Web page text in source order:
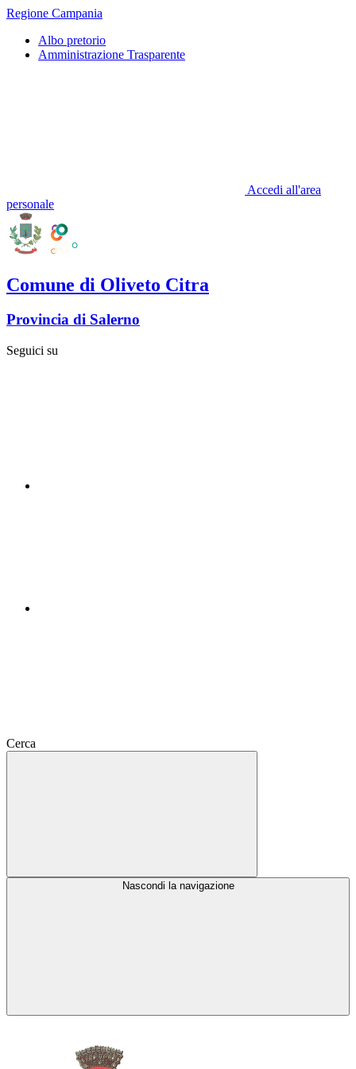
Regione Campania
Albo pretorio
Amministrazione Trasparente
Accedi all'area
personale
Comune di Oliveto Citra
Provincia di Salerno
Seguici su
Cerca
Nascondi la navigazione